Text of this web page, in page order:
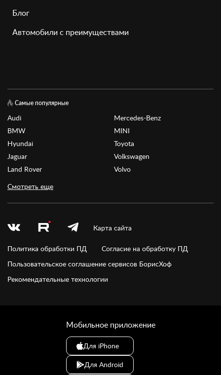
Блог
Автомобили с преимуществами
Самые популярные
Audi
BMW
Hyundai
Jaguar
Land Rover
Mercedes-Benz
MINI
Toyota
Volkswagen
Volvo
Смотреть еще
Карта сайта
Политика обработки ПД
Согласие на обработку ПД
Пользовательское соглашение сервисов БорисХоф
Рекомендательные технологии
Мобильное приложение
Для iPhone
Для Android